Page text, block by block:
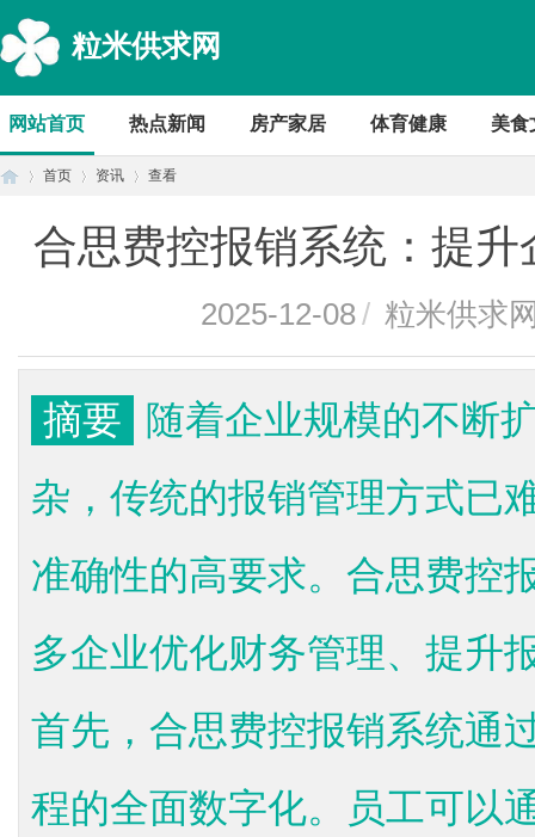
粒米供求网
网站首页 热点新闻 房产家居 体育健康 美食
首页 资讯 查看
合思费控报销系统：提
2025-12-08/ 粒米供求
摘要
随着企业规模的不断
杂，传统的报销管理方式已
准确性的高要求。合思费控
多企业优化财务管理、提升
首先，合思费控报销系统通
程的全面数字化。员工可以